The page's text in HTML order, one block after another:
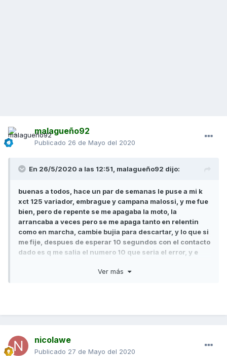
malagueño92
Publicado 26 de Mayo del 2020
En 26/5/2020 a las 12:51, malagueño92 dijo:
buenas a todos, hace un par de semanas le puse a mi k
xct 125 variador, embrague y campana malossi, y me fue
bien, pero de repente se me apagaba la moto, la
arrancaba a veces pero se me apaga tanto en relentin
como en marcha, cambie bujia para descartar, y lo que si
me fije, despues de esperar 10 segundos con el contacto
dado es q me salia el numero 10 que seria el error, y e
es raro porque la estuve cogiendo despues de que me
creeis q puede ser. saludos moteros.
Ver más
nicolawe
Publicado 27 de Mayo del 2020